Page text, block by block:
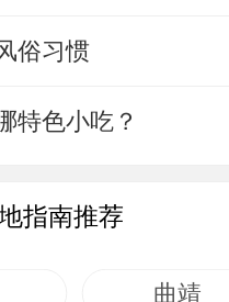
俗习惯
特色小吃？
指南推荐
曲靖